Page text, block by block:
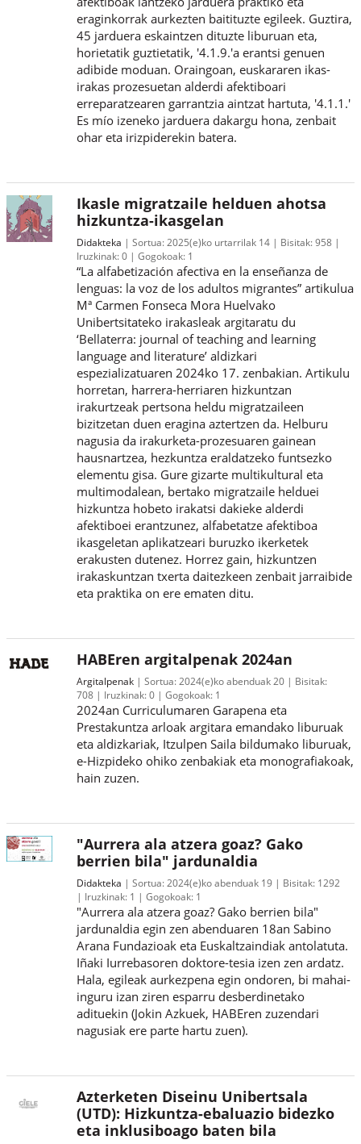
eraginkorrak aurkezten baitituzte egileek. Guztira,
45 jarduera eskaintzen dituzte liburuan eta,
horietatik guztietatik, '4.1.9.'a erantsi genuen
adibide moduan. Oraingoan, euskararen ikas-
irakas prozesuetan alderdi afektiboari
erreparatzearen garrantzia aintzat hartuta, '4.1.1.'
Es mío izeneko jarduera dakargu hona, zenbait
ohar eta irizpiderekin batera.
Ikasle migratzaile helduen ahotsa
hizkuntza-ikasgelan
Didakteka Sortua: 2025(e)ko urtarrilak 14 Bisitak:958
Iruzkinak:0 Gogokoak: 1
“La alfabetización afectiva en la enseñanza de
lenguas: la voz de los adultos migrantes” artikulua
Mª Carmen Fonseca Mora Huelvako
Unibertsitateko irakasleak argitaratu du
‘Bellaterra: journal of teaching and learning
language and literature’ aldizkari
espezializatuaren 2024ko 17. zenbakian. Artikulu
horretan, harrera-herriaren hizkuntzan
irakurtzeak pertsona heldu migratzaileen
bizitzetan duen eragina aztertzen da. Helburu
nagusia da irakurketa-prozesuaren gainean
hausnartzea, hezkuntza eraldatzeko funtsezko
elementu gisa. Gure gizarte multikultural eta
multimodalean, bertako migratzaile helduei
hizkuntza hobeto irakatsi dakieke alderdi
afektiboei erantzunez, alfabetatze afektiboa
ikasgeletan aplikatzeari buruzko ikerketek
erakusten dutenez. Horrez gain, hizkuntzen
irakaskuntzan txerta daitezkeen zenbait jarraibide
eta praktika on ere ematen ditu.
HABEren argitalpenak 2024an
Argitalpenak Sortua: 2024(e)ko abenduak 20
Bisitak:
708
Iruzkinak:0 Gogokoak: 1
2024an Curriculumaren Garapena eta
Prestakuntza arloak argitara emandako liburuak
eta aldizkariak, Itzulpen Saila bildumako liburuak,
e-Hizpideko ohiko zenbakiak eta monografiakoak,
hain zuzen.
"Aurrera ala atzera goaz? Gako
berrien bila" jardunaldia
Didakteka Sortua: 2024(e)ko abenduak 19 Bisitak: 1292
Iruzkinak: 1 Gogokoak: 1
"Aurrera ala atzera goaz? Gako berrien bila"
jardunaldia egin zen abenduaren 18an Sabino
Arana Fundazioak eta Euskaltzaindiak antolatuta.
Iñaki Iurrebasoren doktore-tesia izen zen ardatz.
Hala, egileak aurkezpena egin ondoren, bi mahai-
inguru izan ziren esparru desberdinetako
adituekin (Jokin Azkuek, HABEren zuzendari
nagusiak ere parte hartu zuen).
Azterketen Diseinu Unibertsala
(UTD): Hizkuntza-ebaluazio bidezko
eta inklusiboago baten bila